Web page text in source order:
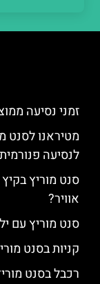
זמני נסיעה
מטיראנו לסנט
לנסיעה
סנט מוריץ
אוויר?
סנט מוריץ עם
קניות בסנט
רכבל בסנט